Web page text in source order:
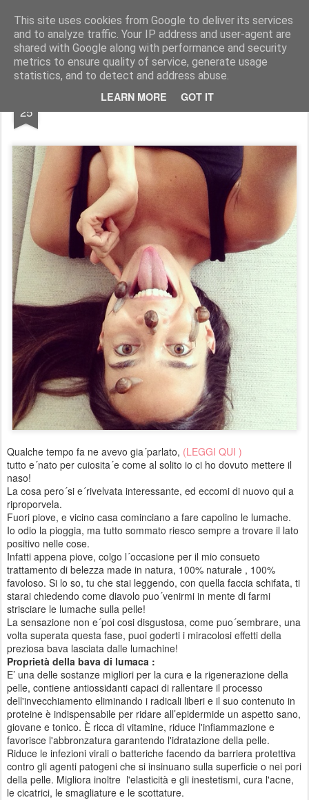
This site uses cookies from Google to deliver its services
and to analyze traffic. Your IP address and user-agent are
shared with Google along with performance and security
metrics to ensure quality of service, generate usage
statistics, and to detect and address abuse.
LEARN MORE GOT IT
Francesca Cappelletti Model - blogger -designer- image consultant FOR COLLABRATION: francesca@cit-consult.com
25 La bellezza vien dalla lumaca
Qualche tempo fa ne avevo gia´parlato, (LEGGI QUI )
tutto e´nato per cuiosita´e come al solito io ci ho dovuto mettere il
naso!
La cosa pero´si e´rivelvata interessante, ed eccomi di nuovo qui a
riproporvela.
Fuori piove, e vicino casa cominciano a fare capolino le lumache.
Io odio la pioggia, ma tutto sommato riesco sempre a trovare il lato
positivo nelle cose.
Infatti appena piove, colgo l´occasione per il mio consueto
trattamento di belezza made in natura, 100% naturale , 100%
favoloso. Si lo so, tu che stai leggendo, con quella faccia schifata, ti
starai chiedendo come diavolo puo´venirmi in mente di farmi
strisciare le lumache sulla pelle!
La sensazione non e´poi cosi disgustosa, come puo´sembrare, una
volta superata questa fase, puoi goderti i miracolosi effetti della
preziosa bava lasciata dalle lumachine!
Proprietà della bava di lumaca :
E’ una delle sostanze migliori per la cura e la rigenerazione della
pelle, contiene antiossidanti capaci di rallentare il processo
dell'invecchiamento eliminando i radicali liberi e il suo contenuto in
proteine è indispensabile per ridare all’epidermide un aspetto sano,
giovane e tonico. È ricca di vitamine, riduce l'infiammazione e
favorisce l'abbronzatura garantendo l'idratazione della pelle.
Riduce le infezioni virali o batteriche facendo da barriera protettiva
contro gli agenti patogeni che si insinuano sulla superficie o nei pori
della pelle. Migliora inoltre l'elasticità e gli inestetismi, cura l'acne,
le cicatrici, le smagliature e le scottature.